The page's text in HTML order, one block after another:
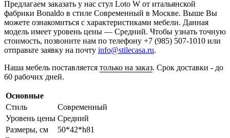
Предлагаем заказать у нас стул Loto W от итальянской
фабрики Bonaldo в стиле Современный в Москве. Выше Вы
можете ознакомиться с характеристиками мебели. Данная
модель имеет уровень цены — Средний. Чтобы узнать точную
стоимость, позвоните нам по телефону +7 (985) 507-1010 или
отправьте заявку на почту info@stilecasa.ru.
Наша мебель поставляется только на заказ. Срок доставки - до
60 рабочих дней.
Основные
Стиль
Современный
Уровень цены Средний
Размеры, см
50*42*h81